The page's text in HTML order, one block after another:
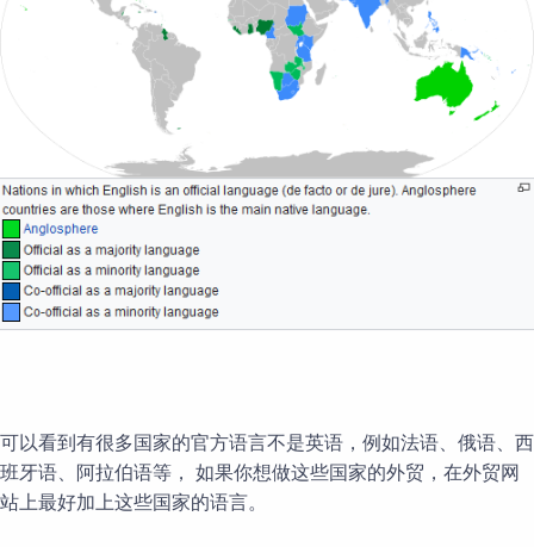
可以看到有很多国家的官方语言不是英语，例如法语、俄语、西
班牙语、阿拉伯语等， 如果你想做这些国家的外贸，在外贸网
站上最好加上这些国家的语言。